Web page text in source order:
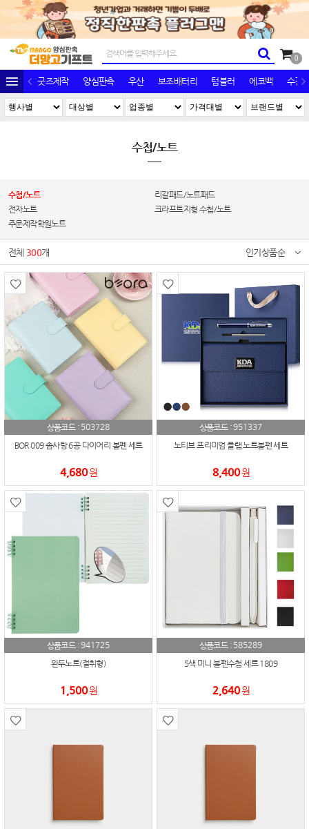
0
굿즈제작 양심판촉 우산 보조배터리 텀블러 에코백 수건/
수첩/노트
수첩/노트
리갈패드/노트패드
전자노트
크라프트지형 수첩/노트
주문제작학원노트
전체 300개 인기상품순
상품코드 : 503728
BOR 009 솜사탕 6공 다이어리 볼펜 세트
4,680원
상품코드 :951337
노티브 프리미엄 플랩 노트볼펜 세트
8,400원
상품코드 :941725
완두노트(절취형)
1,500원
상품코드 : 585289
5색 미니 볼펜수첩 세트 1809
2,640원